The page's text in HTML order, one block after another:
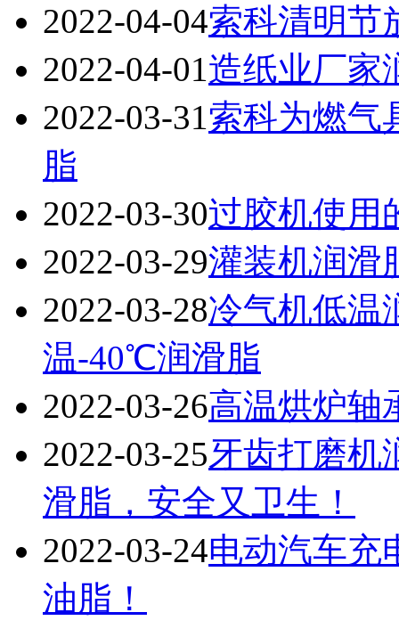
2022-04-04索科清明节
2022-04-01造纸业厂家
2022-03-31索科为燃气
脂
2022-03-30过胶机使用
2022-03-29灌装机润滑
2022-03-28冷气机低温
温-40℃润滑脂
2022-03-26高温烘炉轴
2022-03-25牙齿打磨机
滑脂，安全又卫生！
2022-03-24电动汽车充
油脂！